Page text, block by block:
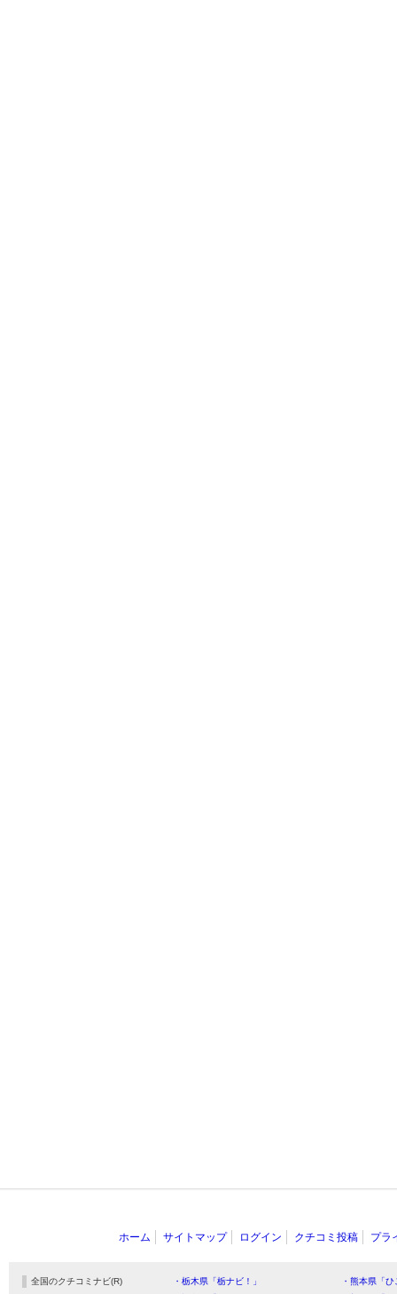
ホーム サイトマップ ログイン クチコミ投稿 プラ
全国のクチコミナビ(R) ・栃木県「栃ナビ！」
・熊本県「